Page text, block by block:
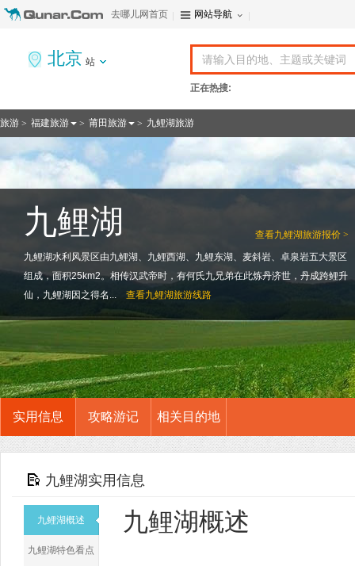
去哪儿网首页 网站导航
北京 站
正在热搜:
旅游 > 福建旅游 > 莆田旅游 > 九鲤湖旅游
查看九鲤湖旅游报价 >
九鲤湖
九鲤湖水利风景区由九鲤湖、九鲤西湖、九鲤东湖、麦斜岩、卓泉岩五大景区
组成，面积25km2。相传汉武帝时，有何氏九兄弟在此炼丹济世，丹成跨鲤升
仙，九鲤湖因之得名...
查看九鲤湖旅游线路
实用信息 攻略游记 相关目的地
九鲤湖实用信息
九鲤湖概述
九鲤湖特色看点
九鲤湖概述